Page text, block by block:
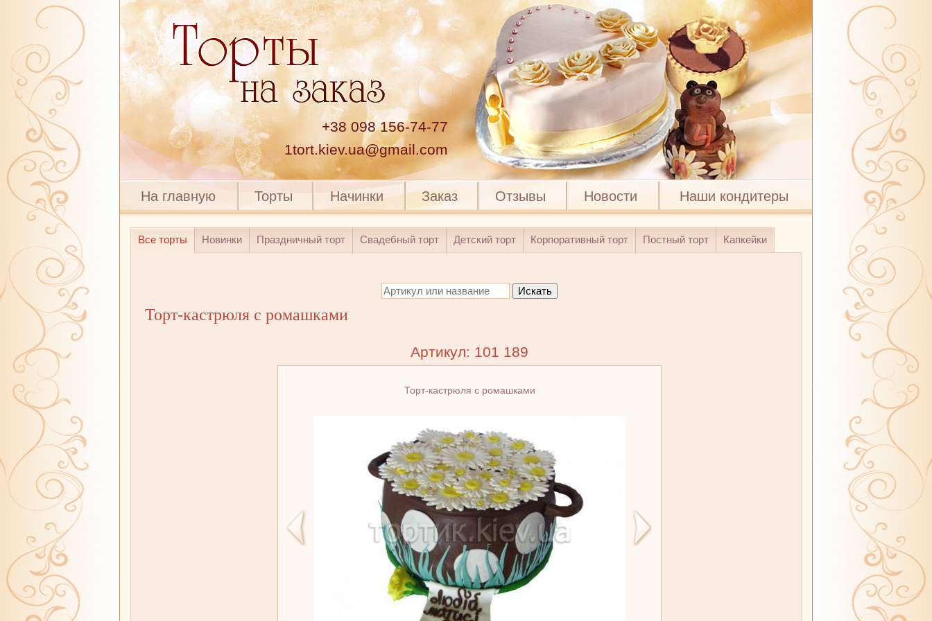
+38 098 156-74-77
1tort.kiev.ua@gmail.com
На главную Торты Начинки Заказ Отзывы Новости Наши кондитеры
Все торты Новинки Праздничный торт Свадебный торт Детский торт Корпоративный торт Постный торт Капкейки
Торт-кастрюля с ромашками
Артикул: 101 189
Торт-кастрюля с ромашками